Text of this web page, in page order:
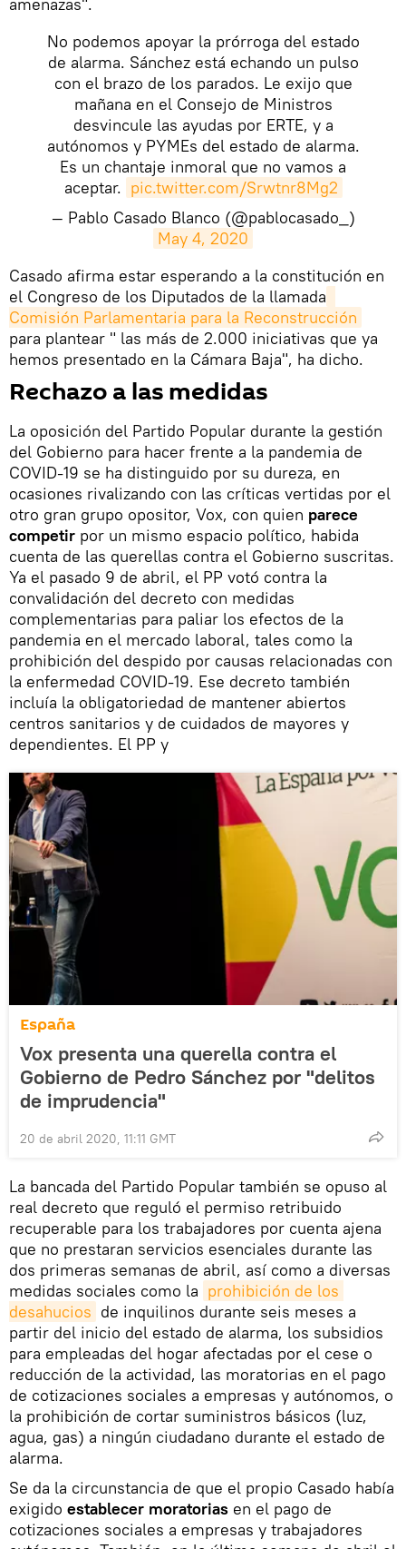
amenazas".
No podemos apoyar la prórroga del estado
de alarma. Sánchez está echando un pulso
con el brazo de los parados. Le exijo que
mañana en el Consejo de Ministros
desvincule las ayudas por ERTE, y a
autónomos y PYMEs del estado de alarma.
Es un chantaje inmoral que no vamos a
aceptar. pic.twitter.com/Srwtnr8Mg2
— Pablo Casado Blanco (@pablocasado_)
May 4, 2020
Casado afirma estar esperando a la constitución en
el Congreso de los Diputados de la llamada
Comisión Parlamentaria para la Reconstrucción
para plantear " las más de 2.000 iniciativas que ya
hemos presentado en la Cámara Baja", ha dicho.
Rechazo a las medidas
La oposición del Partido Popular durante la gestión
del Gobierno para hacer frente a la pandemia de
COVID-19 se ha distinguido por su dureza, en
ocasiones rivalizando con las críticas vertidas por el
otro gran grupo opositor, Vox, con quien parece
competir por un mismo espacio político, habida
cuenta de las querellas contra el Gobierno suscritas.
Ya el pasado 9 de abril, el PP votó contra la
convalidación del decreto con medidas
complementarias para paliar los efectos de la
pandemia en el mercado laboral, tales como la
prohibición del despido por causas relacionadas con
la enfermedad COVID-19. Ese decreto también
incluía la obligatoriedad de mantener abiertos
centros sanitarios y de cuidados de mayores y
dependientes. El PP y
España
Vox presenta una querella contra el
Gobierno de Pedro Sánchez por "delitos
de imprudencia"
20 de abril 2020, 11:11 GMT
La bancada del Partido Popular también se opuso al
real decreto que reguló el permiso retribuido
recuperable para los trabajadores por cuenta ajena
que no prestaran servicios esenciales durante las
dos primeras semanas de abril, así como a diversas
medidas sociales como la prohibición de los
desahucios de inquilinos durante seis meses a
partir del inicio del estado de alarma, los subsidios
para empleadas del hogar afectadas por el cese o
reducción de la actividad, las moratorias en el pago
de cotizaciones sociales a empresas y autónomos, o
la prohibición de cortar suministros básicos (luz,
agua, gas) a ningún ciudadano durante el estado de
alarma.
Se da la circunstancia de que el propio Casado había
exigido establecer moratorias en el pago de
cotizaciones sociales a empresas y trabajadores